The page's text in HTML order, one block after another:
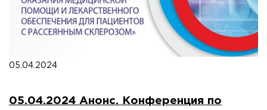
05.04.2024
05.04.2024 Анонс. Конференция по